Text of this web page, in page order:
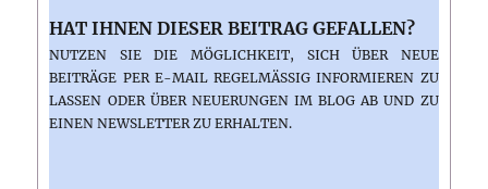
HAT IHNEN DIESER BEITRAG GEFALLEN?
NUTZEN SIE DIE MÖGLICHKEIT, SICH ÜBER NEUE
BEITRÄGE PER E-MAIL REGELMÄSSIG INFORMIEREN ZU L
ASSEN ODER ÜBER NEUERUNGEN IM BLOG AB UND ZU E
INEN NEWSLETTER ZU ERHALTEN.